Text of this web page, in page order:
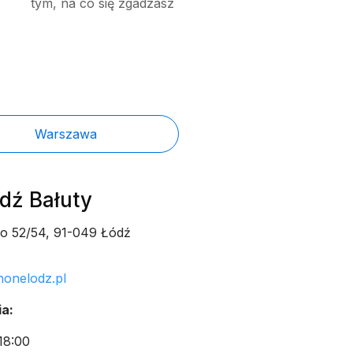
tym, na co się zgadzasz
Warszawa
Bałuty
52/54, 91-049 Łódź